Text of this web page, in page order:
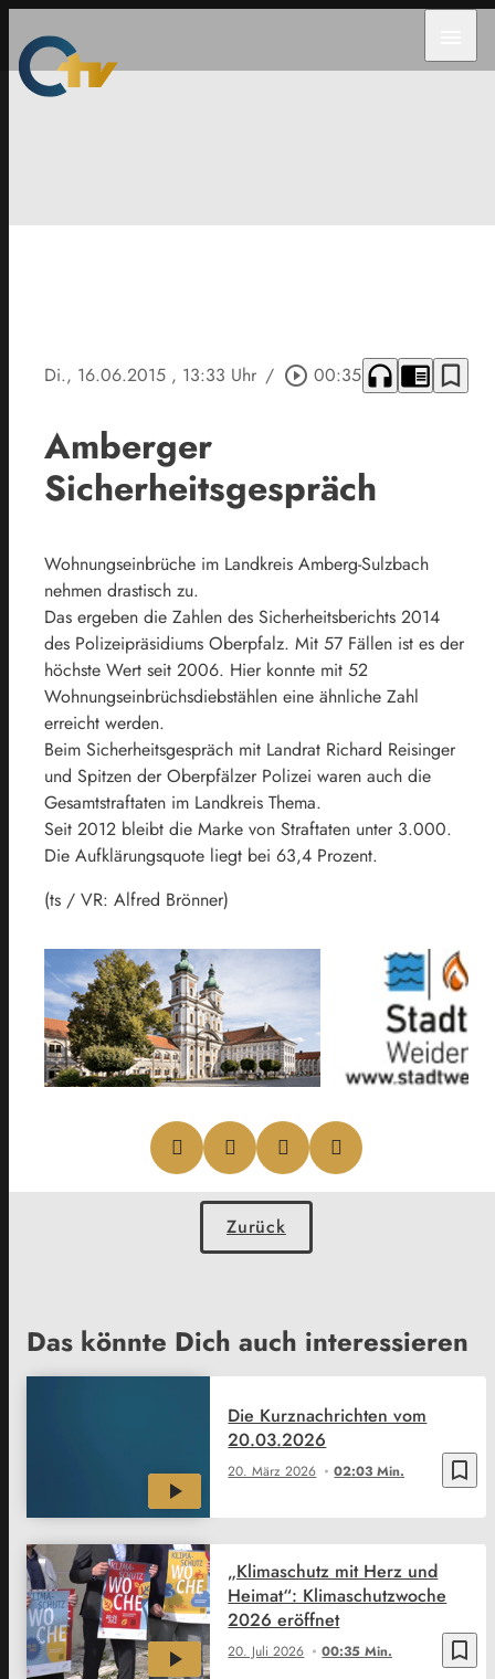
Di., 16.06.2015 , 13:33 Uhr / play_circle_outline 00:35 headphones chrome_reader_mode bookmark_border
Amberger
Sicherheitsgespräch
Wohnungseinbrüche im Landkreis Amberg-Sulzbach
nehmen drastisch zu.
Das ergeben die Zahlen des Sicherheitsberichts 2014
des Polizeipräsidiums Oberpfalz. Mit 57 Fällen ist es der
höchste Wert seit 2006. Hier konnte mit 52
Wohnungseinbrüchsdiebstählen eine ähnliche Zahl
erreicht werden.
Beim Sicherheitsgespräch mit Landrat Richard Reisinger
und Spitzen der Oberpfälzer Polizei waren auch die
Gesamtstraftaten im Landkreis Thema.
Seit 2012 bleibt die Marke von Straftaten unter 3.000.
Die Aufklärungsquote liegt bei 63,4 Prozent.
(ts / VR: Alfred Brönner)
Zurück
Das könnte Dich auch interessieren
bookmark_border
20. März 2026 02:03 Min.
Die Kurznachrichten vom
20.03.2026
bookmark_border
20. Juli 2026 00:35 Min.
„Klimaschutz mit Herz und
Heimat“: Klimaschutzwoche
2026 eröffnet